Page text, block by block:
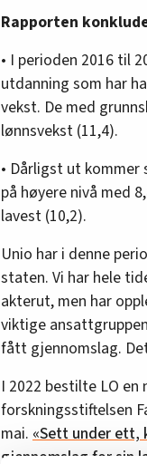
Rapporten
• I perioden 2016 til
utdanning som har
vekst. De med
lønnsvekst (11,4).
• Dårligst ut
på høyere nivå med
lavest (10,2).
Unio har i denne
staten. Vi har hele
akterut, men har
viktige
fått gjennomslag.
I 2022 bestilte LO
forskningsstiftelsen
mai. «Sett under ett,
gjennomslag for sin